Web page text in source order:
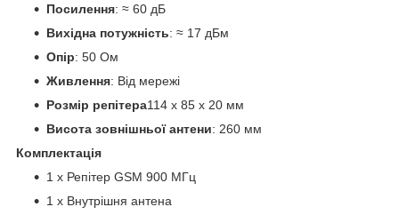
Посилення: ≈ 60 дБ
Вихідна потужність: ≈ 17 дБм
Опір: 50 Ом
Живлення: Від мережі
Розмір репітера114 x 85 x 20 мм
Висота зовнішньої антени: 260 мм
Комплектація
1 x Репітер GSM 900 МГц
1 x Внутрішня антена